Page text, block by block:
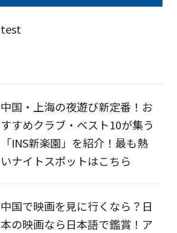
test
中国・上海の夜遊び新定番！お
すすめクラブ・ベスト10が集う
「INS新楽園」を紹介！最も熱
いナイトスポットはこちら
中国で映画を見に行くなら？日
本の映画なら日本語で鑑賞！ア